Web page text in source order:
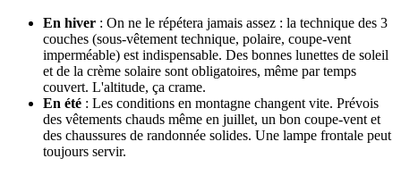
En hiver : On ne le répétera jamais assez : la technique des 3
couches (sous-vêtement technique, polaire, coupe-vent
imperméable) est indispensable. Des bonnes lunettes de soleil
et de la crème solaire sont obligatoires, même par temps
couvert. L'altitude, ça crame.
En été : Les conditions en montagne changent vite. Prévois
des vêtements chauds même en juillet, un bon coupe-vent et
des chaussures de randonnée solides. Une lampe frontale peut
toujours servir.